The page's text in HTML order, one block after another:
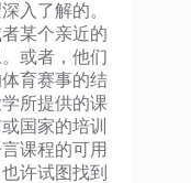
入了解的。
某个亲近的
或者，他们
育赛事的结
所提供的课
国家的培训
课程的可用
许试图找到